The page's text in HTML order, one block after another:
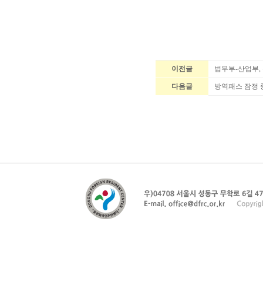
이전글 법무부-산업부
다음글 방역패스 잠정